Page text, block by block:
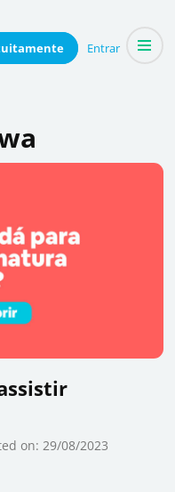
Entrar
coletivamente
on: 29/08/2023